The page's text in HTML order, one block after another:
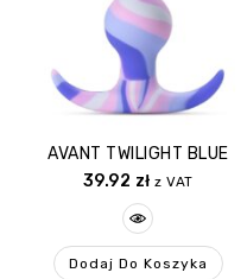
AVANT TWILIGHT BLUE
39.92 zł z VAT
Dodaj Do Koszyka